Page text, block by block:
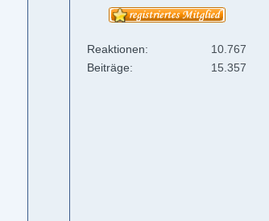
Reaktionen
10.767
Beiträge
15.357